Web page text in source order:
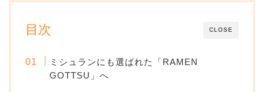
CLOSE
目次
ミシュランにも選ばれた「RAMEN
GOTTSU」へ